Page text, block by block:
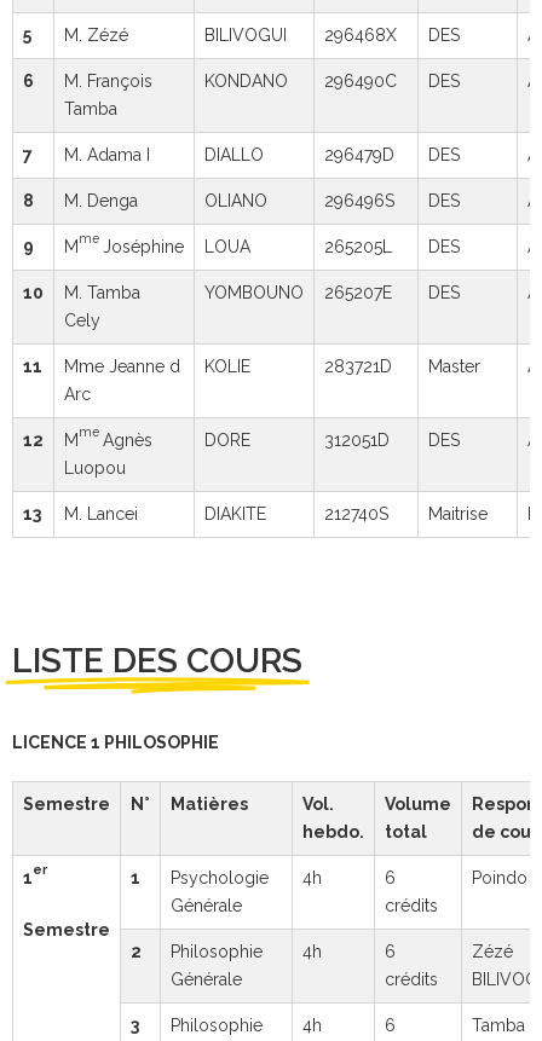
5 M. Zézé BILIVOGUI 296468X DES A
6
M. François
Tamba
KONDANO 296490C DES A
7 M. Adama I DIALLO 296479D DES A
8 M. Denga OLIANO 296496S DES A
9 M me Joséphine LOUA 265205L DES A
10
M. Tamba
Cely
YOMBOUNO 265207E DES A
11
Mme Jeanne d
Arc
KOLIE 283721D Master A
12 M me Agnès
Luopou
DORE 312051D DES A
13 M. Lancei DIAKITE 212740S Maitrise
LISTE DES COURS
LICENCE 1 PHILOSOPHIE
Semestre N° Matières
Vol.
hebdo.
Volume
total
de
1er
Semestre
1
Psychologie
Générale
4h
6
crédits
Poindo
2
Philosophie
Générale
4h
6
crédits
Zézé
3
Philosophie
4h
6
Tamba